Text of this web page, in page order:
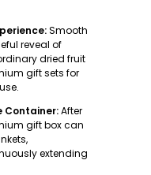
Smooth
reveal of
dried fruit
gift sets for
Container:After
gift box can
extending